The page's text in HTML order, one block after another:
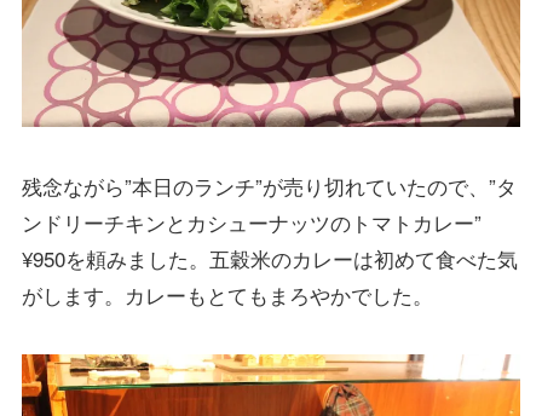
残念ながら”本日のランチ”が売り切れていたので、”タ
ンドリーチキンとカシューナッツのトマトカレー”
¥950を頼みました。五穀米のカレーは初めて食べた気
がします。カレーもとてもまろやかでした。